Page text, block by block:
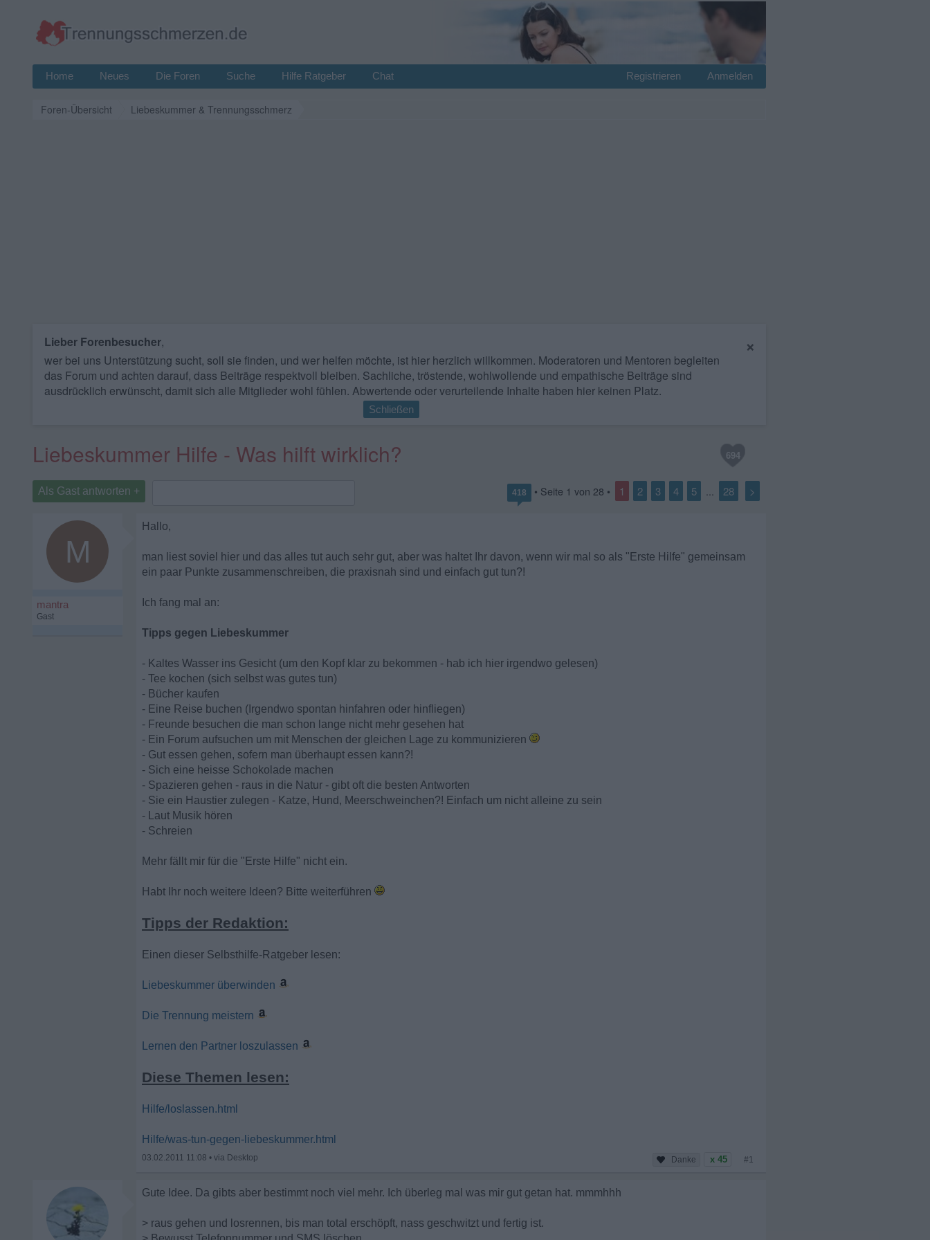
Home Neues Die Foren Suche Hilfe Ratgeber Chat Anmelden
Registrieren
Foren-Übersicht Liebeskummer & Trennungsschmerz
×
Lieber Forenbesucher,
wer bei uns Unterstützung sucht, soll sie finden, und wer helfen möchte, ist hier herzlich willkommen. Moderatoren und Mentoren begleiten
das Forum und achten darauf, dass Beiträge respektvoll bleiben. Sachliche, tröstende, wohlwollende und empathische Beiträge sind
ausdrücklich erwünscht, damit sich alle Mitglieder wohl fühlen. Abwertende oder verurteilende Inhalte haben hier keinen Platz.
Schließen
694
Liebeskummer Hilfe - Was hilft wirklich?
Als Gast antworten + 418 • Seite 1 von 28 • 1 2 3 4 5 ... 28 >
M
mantra
Gast
Hallo,
man liest soviel hier und das alles tut auch sehr gut, aber was haltet Ihr davon, wenn wir mal so als "Erste Hilfe" gemeinsam
ein paar Punkte zusammenschreiben, die praxisnah sind und einfach gut tun?!
Ich fang mal an:
Tipps gegen Liebeskummer
- Kaltes Wasser ins Gesicht (um den Kopf klar zu bekommen - hab ich hier irgendwo gelesen)
- Tee kochen (sich selbst was gutes tun)
- Bücher kaufen
- Eine Reise buchen (Irgendwo spontan hinfahren oder hinfliegen)
- Freunde besuchen die man schon lange nicht mehr gesehen hat
- Ein Forum aufsuchen um mit Menschen der gleichen Lage zu kommunizieren
- Gut essen gehen, sofern man überhaupt essen kann?!
- Sich eine heisse Schokolade machen
- Spazieren gehen - raus in die Natur - gibt oft die besten Antworten
- Sie ein Haustier zulegen - Katze, Hund, Meerschweinchen?! Einfach um nicht alleine zu sein
- Laut Musik hören
- Schreien
Mehr fällt mir für die "Erste Hilfe" nicht ein.
Habt Ihr noch weitere Ideen? Bitte weiterführen
Tipps der Redaktion:
Einen dieser Selbsthilfe-Ratgeber lesen:
Liebeskummer überwinden
Die Trennung meistern
Lernen den Partner loszulassen
Diese Themen lesen:
Hilfe/loslassen.html
Hilfe/was-tun-gegen-liebeskummer.html
03.02.2011 11:08 • x 45 #1
Gute Idee. Da gibts aber bestimmt noch viel mehr. Ich überleg mal was mir gut getan hat. mmmhhh
> raus gehen und losrennen, bis man total erschöpft, nass geschwitzt und fertig ist.